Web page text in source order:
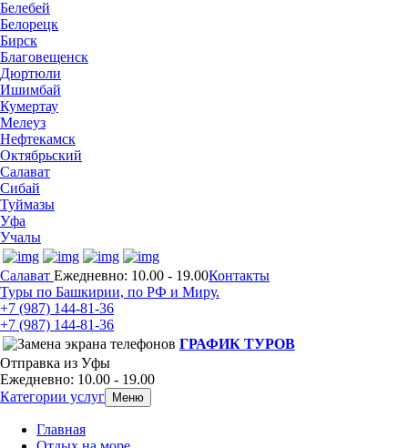
Белебей
Белорецк
Бирск
Благовещенск
Дюртюли
Ишимбай
Кумертау
Мелеуз
Нефтекамск
Октябрьский
Салават
Сибай
Туймазы
Уфа
Учалы
Салават Ежедневно: 10.00 - 19.00Контакты
Туры по Башкирии, по РФ и Миру.
+7 (987) 144-81-36
+7 (987) 144-81-36
ГРАФИК ТУРОВ
Отправка из Уфы
Ежедневно: 10.00 - 19.00
Категории услуг
Меню
Главная